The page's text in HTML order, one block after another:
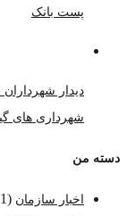
پست بانک
دیدار
شهرداری های
دسته من
اخبار سازمان (131)